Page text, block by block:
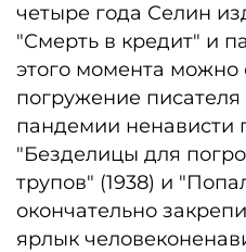
четыре года Селин
"Смерть в кредит" и
этого момента можно
погружение
пандемии ненависти
"Безделицы для
трупов" (1938) и
окончательно
ярлык